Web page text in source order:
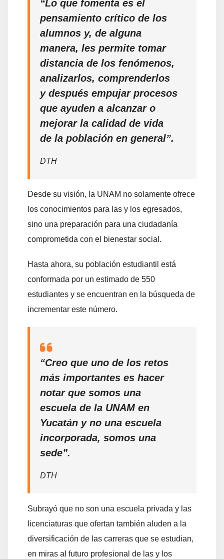
“Lo que fomenta es el
pensamiento crítico de los
alumnos y, de alguna
manera, les permite tomar
distancia de los fenómenos,
analizarlos, comprenderlos
y después empujar procesos
que ayuden a alcanzar o
mejorar la calidad de vida
de la población en general”.
DTH
Desde su visión, la UNAM no solamente ofrece
los conocimientos para las y los egresados,
sino una preparación para una ciudadanía
comprometida con el bienestar social.
Hasta ahora, su población estudiantil está
conformada por un estimado de 550
estudiantes y se encuentran en la búsqueda de
incrementar este número.
“Creo que uno de los retos
más importantes es hacer
notar que somos una
escuela de la UNAM en
Yucatán y no una escuela
incorporada, somos una
sede”.
DTH
Subrayó que no son una escuela privada y las
licenciaturas que ofertan también aluden a la
diversificación de las carreras que se estudian,
en miras al futuro profesional de las y los